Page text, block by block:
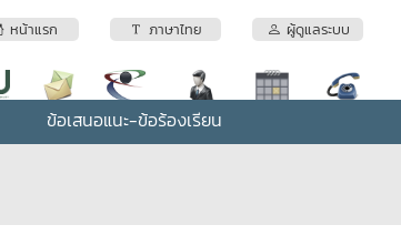
หน้าแรก ภาษาไทย ผู้ดูแลระบบ
ข้อเสนอแนะ-ข้อร้องเรียน